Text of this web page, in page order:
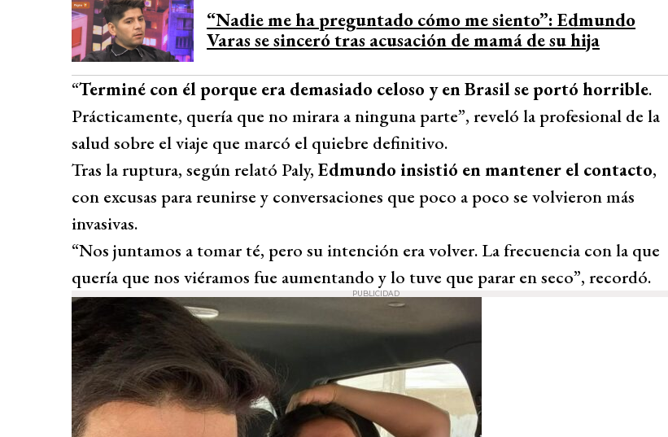
“Nadie me ha preguntado cómo me siento”: Edmundo
Varas se sinceró tras acusación de mamá de su hija
“Terminé con él porque era demasiado celoso y en Brasil se portó horrible.
Prácticamente, quería que no mirara a ninguna parte”, reveló la profesional de la
salud sobre el viaje que marcó el quiebre definitivo.
Tras la ruptura, según relató Paly, Edmundo insistió en mantener el contacto,
con excusas para reunirse y conversaciones que poco a poco se volvieron más
invasivas.
“Nos juntamos a tomar té, pero su intención era volver. La frecuencia con la que
quería que nos viéramos fue aumentando y lo tuve que parar en seco”, recordó.
PUBLICIDAD